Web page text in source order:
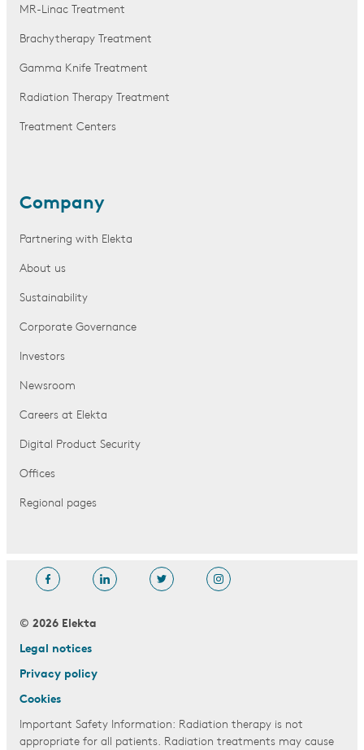
MR-Linac Treatment
Brachytherapy Treatment
Gamma Knife Treatment
Radiation Therapy Treatment
Treatment Centers
Company
Partnering with Elekta
About us
Sustainability
Corporate Governance
Investors
Newsroom
Careers at Elekta
Digital Product Security
Offices
Regional pages
© 2026 Elekta
Legal notices
Privacy policy
Cookies
Important Safety Information: Radiation therapy is not
appropriate for all patients. Radiation treatments may cause